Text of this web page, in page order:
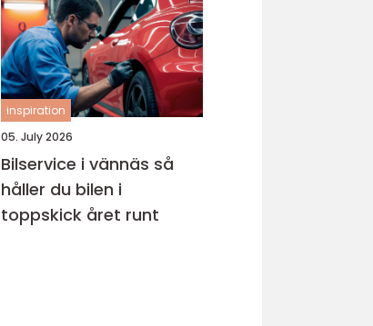
inspiration
05. July 2026
Bilservice i vännäs så
håller du bilen i
toppskick året runt